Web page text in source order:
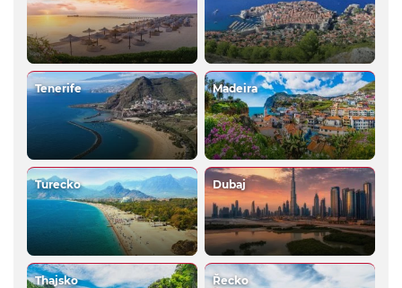
Tenerife Madeira
Turecko Dubaj
Thajsko Řecko